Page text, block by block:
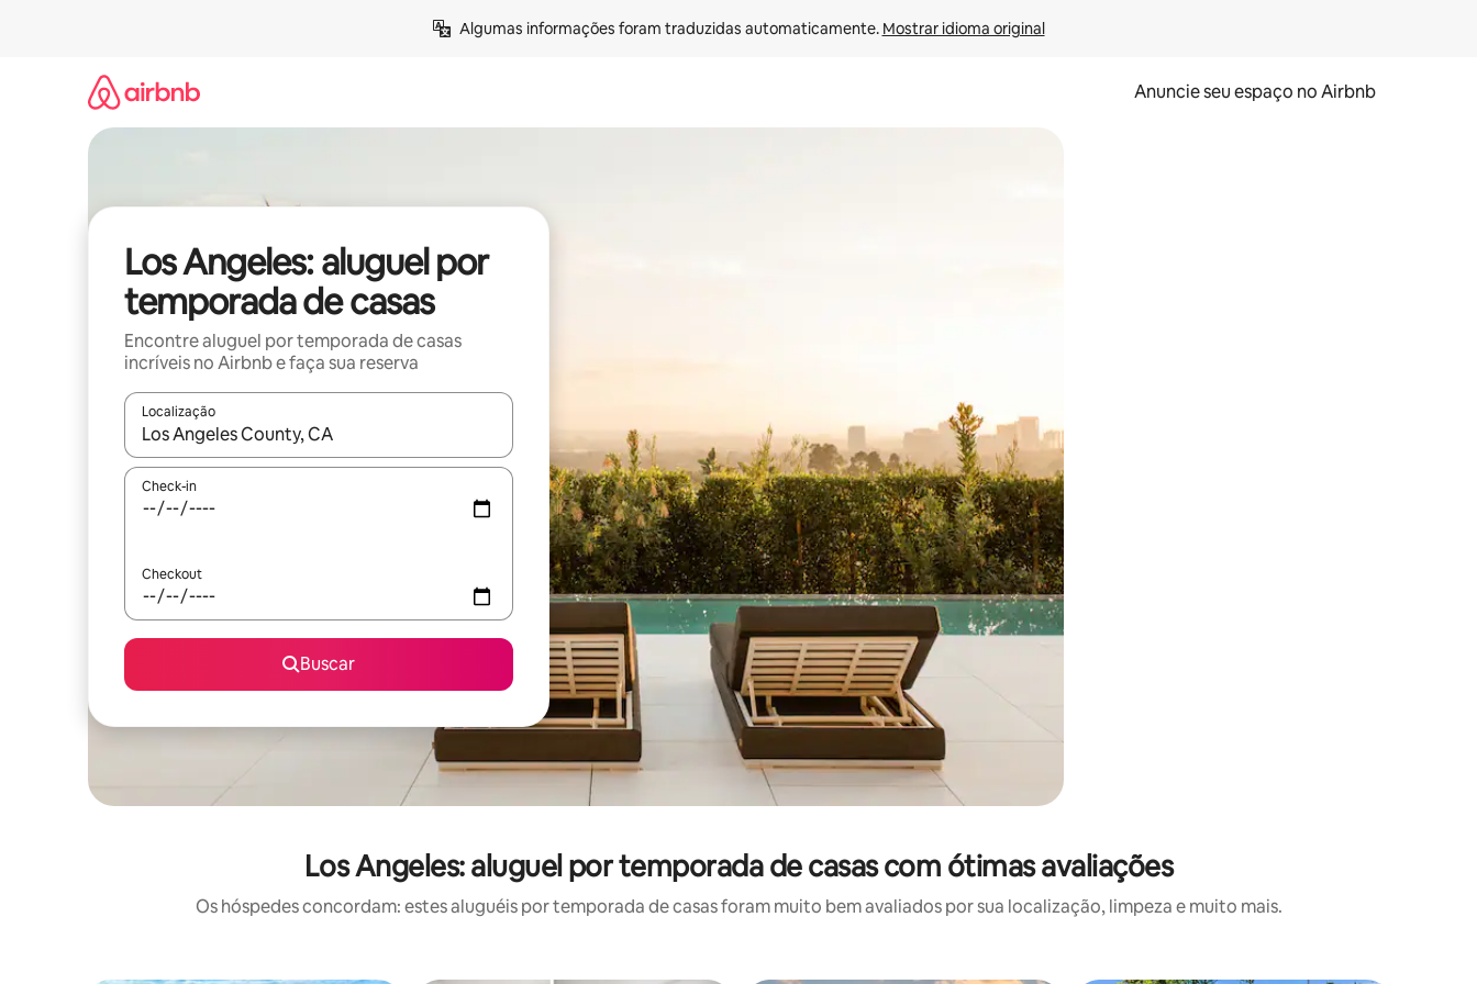
Algumas informações foram traduzidas automaticamente. Mostrar idioma original
Anuncie seu espaço no Airbnb
Los Angeles: aluguel por
temporada de casas
Encontre aluguel por temporada de casas
incríveis no Airbnb e faça sua reserva
Localização
Quando os resultados estiverem disponíveis, explore-os usando as seta para cima e para baixo do teclado ou tocando e deslizando o dedo na tela.
Check-in
Checkout
Buscar
Los Angeles: aluguel por temporada de casas com ótimas avaliações
Os hóspedes concordam: estes aluguéis por temporada de casas foram muito bem avaliados por sua localização, limpeza e muito mais.